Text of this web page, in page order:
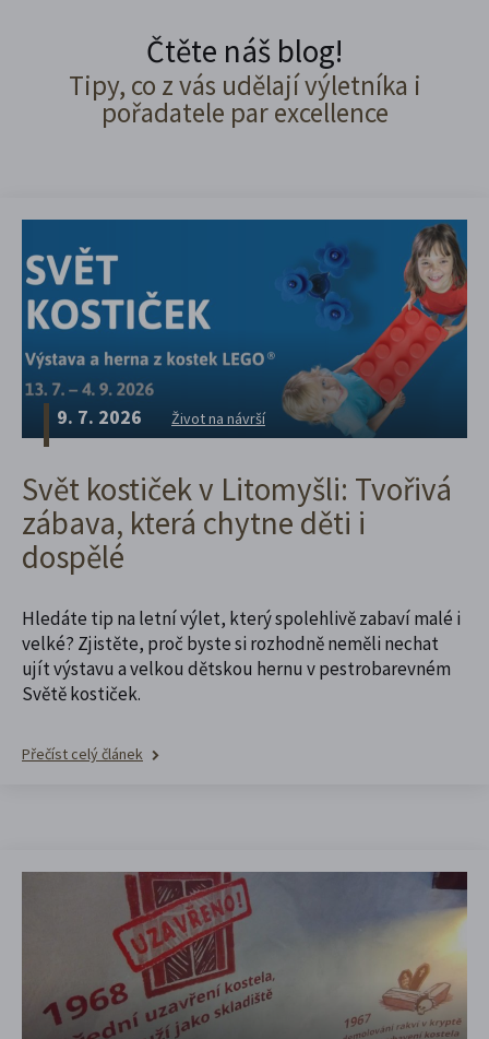
Čtěte náš blog!
Tipy, co z vás udělají výletníka i
pořadatele par excellence
9. 7. 2026 Život na návrší
Svět kostiček v Litomyšli: Tvořivá
zábava, která chytne děti i
dospělé
Hledáte tip na letní výlet, který spolehlivě zabaví malé i
velké? Zjistěte, proč byste si rozhodně neměli nechat
ujít výstavu a velkou dětskou hernu v pestrobarevném
Světě kostiček.
Přečíst celý článek